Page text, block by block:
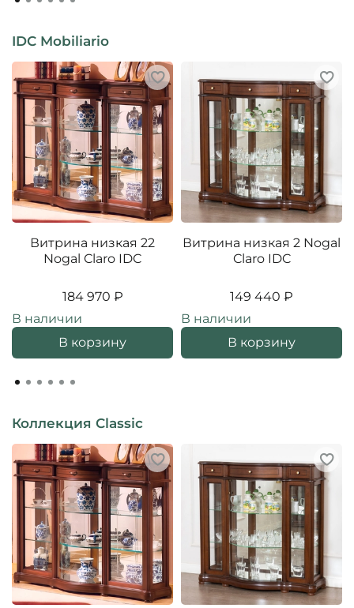
IDC Mobiliario
Витрина низкая 22
Nogal Claro IDC
184 970 ₽
В наличии
В корзину
Витрина низкая 2 Nogal
Claro IDC
149 440 ₽
В наличии
В корзину
Коллекция Classic